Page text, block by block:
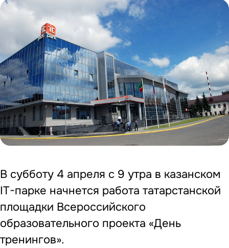
В субботу 4 апреля с 9 утра в казанском
IT-парке начнется работа татарстанской
площадки Всероссийского
образовательного проекта «День
тренингов».